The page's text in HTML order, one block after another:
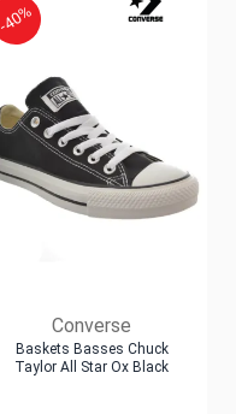
Converse
Baskets Basses Chuck
Taylor All Star Ox Black
-40%